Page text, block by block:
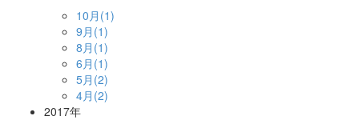
10月(1)
9月(1)
8月(1)
6月(1)
5月(2)
4月(2)
2017年